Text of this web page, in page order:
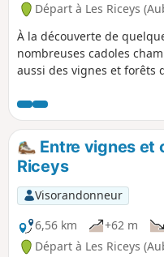
Départ à Les Riceys
À la découverte de
nombreuses cadoles
aussi des vignes et forêts
Entre vignes et
Riceys
Visorandonneur
6,56 km
+62 m
Départ à Les Riceys